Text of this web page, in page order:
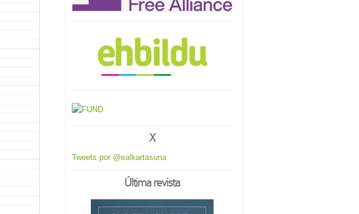
X
Tweets por @ealkartasuna
Última revista